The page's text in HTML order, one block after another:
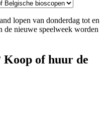
lopen van donderdag tot en
de nieuwe speelweek worden
Koop of huur de